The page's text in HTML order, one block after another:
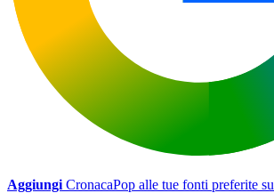
Aggiungi CronacaPop alle tue fonti preferite su